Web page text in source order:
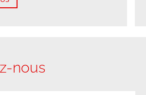
nous